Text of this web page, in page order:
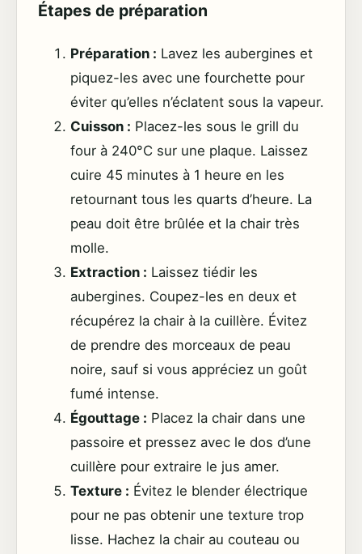
Étapes de préparation
Préparation : Lavez les aubergines et
piquez-les avec une fourchette pour
éviter qu’elles n’éclatent sous la vapeur.
Cuisson : Placez-les sous le grill du
four à 240°C sur une plaque. Laissez
cuire 45 minutes à 1 heure en les
retournant tous les quarts d’heure. La
peau doit être brûlée et la chair très
molle.
Extraction : Laissez tiédir les
aubergines. Coupez-les en deux et
récupérez la chair à la cuillère. Évitez
de prendre des morceaux de peau
noire, sauf si vous appréciez un goût
fumé intense.
Égouttage : Placez la chair dans une
passoire et pressez avec le dos d’une
cuillère pour extraire le jus amer.
Texture : Évitez le blender électrique
pour ne pas obtenir une texture trop
lisse. Hachez la chair au couteau ou